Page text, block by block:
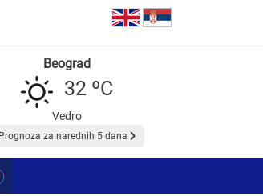
Beograd
32 ºC
Vedro
Prognoza za narednih 5 dana